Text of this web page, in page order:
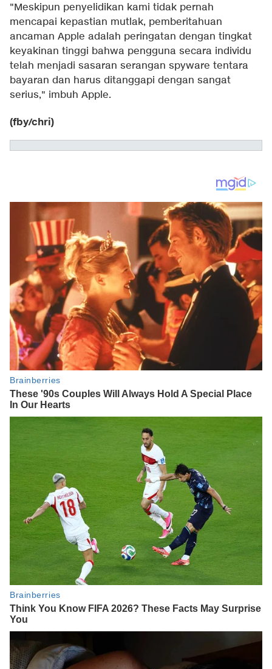
"Meskipun penyelidikan kami tidak pernah
mencapai kepastian mutlak, pemberitahuan
ancaman Apple adalah peringatan dengan tingkat
keyakinan tinggi bahwa pengguna secara individu
telah menjadi sasaran serangan spyware tentara
bayaran dan harus ditanggapi dengan sangat
serius," imbuh Apple.
(fby/chri)